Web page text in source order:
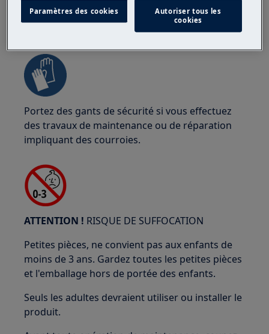
RISQUE DE PINCEMENT
Portez des gants de sécurité si vous effectuez
des travaux de maintenance ou de réparation
impliquant des courroies.
ATTENTION ! RISQUE DE SUFFOCATION
Petites pièces, ne convient pas aux enfants de
moins de 3 ans. Gardez toutes les petites pièces
et l'emballage hors de portée des enfants.
Seuls les adultes devraient utiliser ou installer le
produit.
Paramètres des cookies
Autoriser tous les
cookies